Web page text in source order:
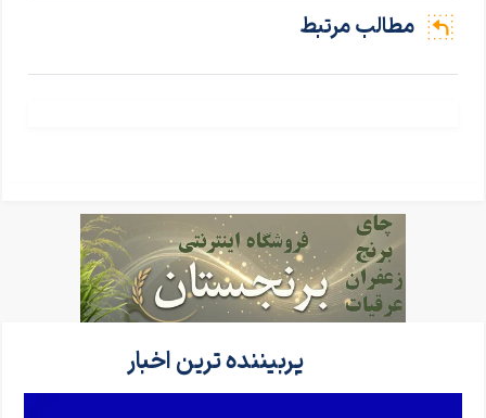
مطالب مرتبط
پربیننده ترین اخبار